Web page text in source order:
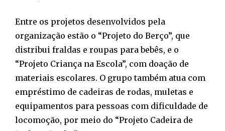
Entre os projetos desenvolvidos pela
organização estão o “Projeto do Berço”, que
distribui fraldas e roupas para bebês, e o
“Projeto Criança na Escola”, com doação de
materiais escolares. O grupo também atua com
empréstimo de cadeiras de rodas, muletas e
equipamentos para pessoas com dificuldade de
locomoção, por meio do “Projeto Cadeira de